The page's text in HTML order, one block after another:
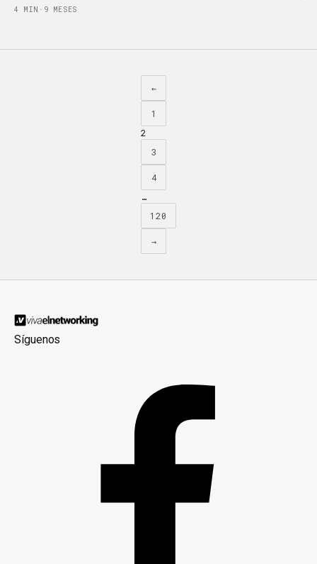
4 MIN · 9 MESES
←
1
2
3
4
…
120
→
Síguenos